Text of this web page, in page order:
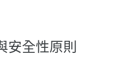
安全性原則